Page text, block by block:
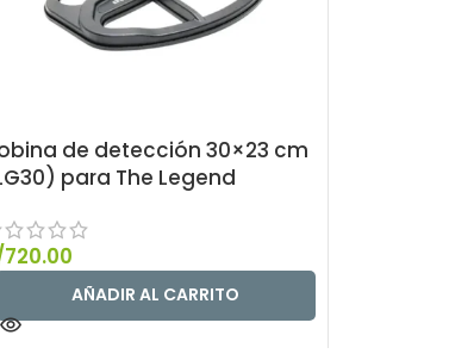
de detección 30×23 cm
para The Legend
720.00
AÑADIR AL CARRITO